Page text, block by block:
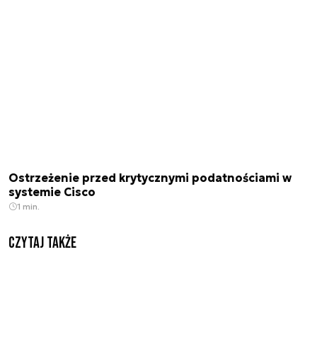
Ostrzeżenie przed krytycznymi podatnościami w
systemie Cisco
1 min.
Czytaj także